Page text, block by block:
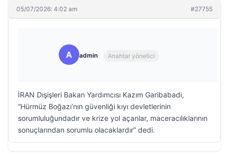
05/07/2026: 4:02 am #27755
A admin Anahtar yönetici
İRAN Dışişleri Bakan Yardımcısı Kazım Garibabadi,
“Hürmüz Boğazı’nın güvenliği kıyı devletlerinin
sorumluluğundadır ve krize yol açanlar, maceracılıklarının
sonuçlarından sorumlu olacaklardır” dedi.